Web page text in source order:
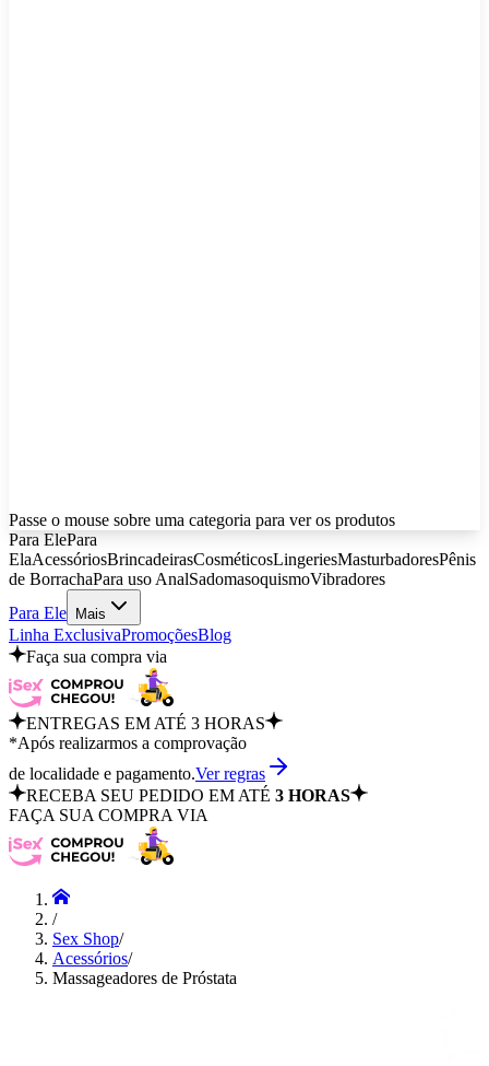
Passe o mouse sobre uma categoria para ver os produtos
Para ElePara
ElaAcessóriosBrincadeirasCosméticosLingeriesMasturbadoresPênis
de BorrachaPara uso AnalSadomasoquismoVibradores
Para Ele
Mais
Linha ExclusivaPromoçõesBlog
Faça sua compra via
ENTREGAS EM ATÉ 3 HORAS
*Após realizarmos a comprovação
de localidade e pagamento.Ver regras
RECEBA SEU PEDIDO EM ATÉ 3 HORAS
FAÇA SUA COMPRA VIA
/
Sex Shop/
Acessórios/
Massageadores de Próstata